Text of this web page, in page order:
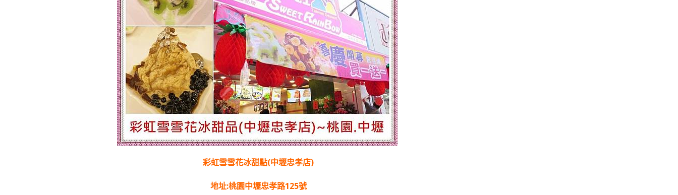
彩虹雪雪花冰甜點(中壢忠孝店)
地址:桃園中壢忠孝路125號